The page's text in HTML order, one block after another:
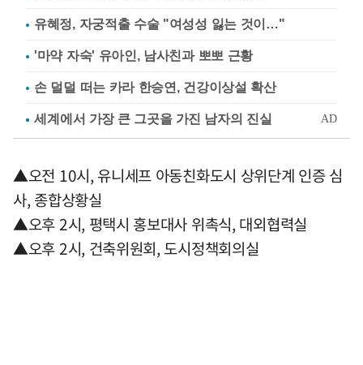
유혜정, 자궁적출 수술 "여성성 잃는 것이…"
'마약 자숙' 유아인, 남사친과 뽀뽀 근황
손 덜덜 떠는 카라 한승연, 건강이상설 확산
▲오전 10시, 유니세프 아동친화도시 상위단계 인증 심
사, 종합상황실
▲오후 2시, 평택시 홍보대사 위촉식, 대외협력실
▲오후 2시, 건축위원회, 도시정책회의실